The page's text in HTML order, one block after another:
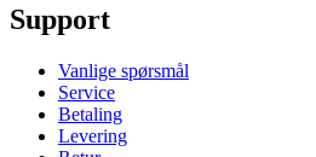
Support
Vanlige spørsmål
Service
Betaling
Levering